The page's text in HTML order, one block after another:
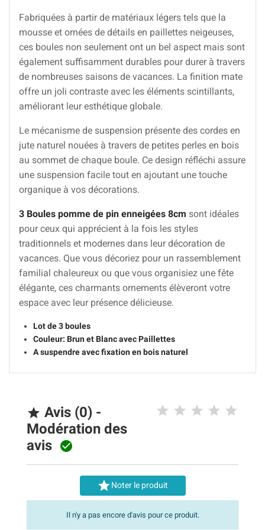
Fabriquées à partir de matériaux légers tels que la
mousse et ornées de détails en paillettes neigeuses,
ces boules non seulement ont un bel aspect mais sont
également suffisamment durables pour durer à travers
de nombreuses saisons de vacances. La finition mate
offre un joli contraste avec les éléments scintillants,
améliorant leur esthétique globale.
Le mécanisme de suspension présente des cordes en
jute naturel nouées à travers de petites perles en bois
au sommet de chaque boule. Ce design réfléchi assure
une suspension facile tout en ajoutant une touche
organique à vos décorations.
3 Boules pomme de pin enneigées 8cm sont idéales
pour ceux qui apprécient à la fois les styles
traditionnels et modernes dans leur décoration de
vacances. Que vous décoriez pour un rassemblement
familial chaleureux ou que vous organisiez une fête
élégante, ces charmants ornements élèveront votre
espace avec leur présence délicieuse.
Lot de 3 boules
Couleur: Brun et Blanc avec Paillettes
A suspendre avec fixation en bois naturel
 Avis (0) -
Modération des
avis 
Noter le produit
Il n'y a pas encore d'avis pour ce produit.